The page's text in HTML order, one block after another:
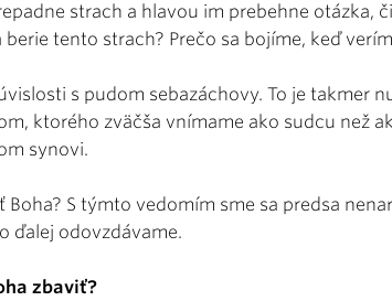
strach a hlavou im prebehne otázka,
tento strach? Prečo sa bojíme, keď
s pudom sebazáchovy. To je takmer
ktorého zväčša vnímame ako sudcu než
synovi.
Boha? S týmto vedomím sme sa predsa
ďalej odovzdávame.
zbaviť?